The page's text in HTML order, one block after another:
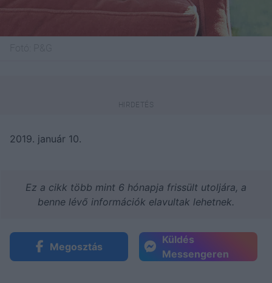
2019. január 10.
Ez a cikk több mint 6 hónapja frissült utoljára, a
benne lévő információk elavultak lehetnek.
Megosztás
Küldés
Messengeren